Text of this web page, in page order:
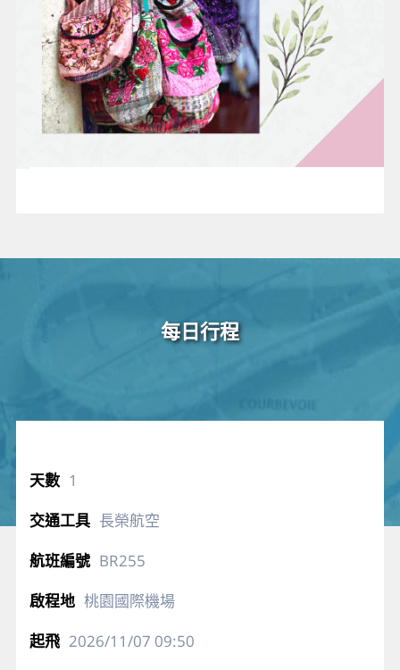
質，按
摩師一
邊按
摩、搓
揉，同
每日行程
1
長榮航空
BR255
桃園國際機場
2026/11/07 09:50